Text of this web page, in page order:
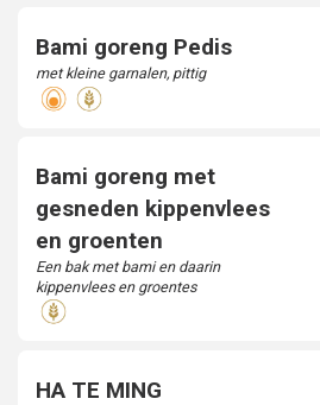
Bami goreng Pedis
met kleine garnalen, pittig
Bami goreng met
gesneden kippenvlees
en groenten
Een bak met bami en daarin
kippenvlees en groentes
HA TE MING